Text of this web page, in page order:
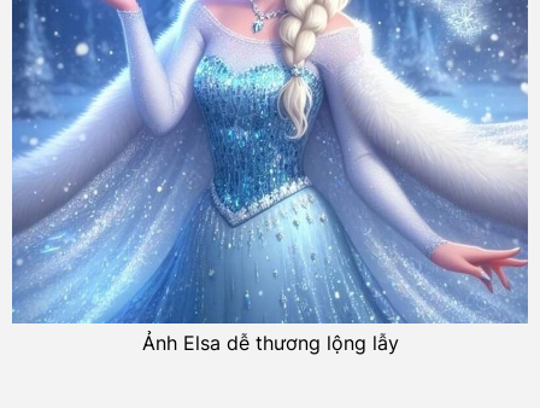
Ảnh Elsa dễ thương lộng lẫy